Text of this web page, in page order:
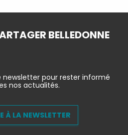
BELLEDONNE
pour rester informé
nos actualités.
À LA NEWSLETTER